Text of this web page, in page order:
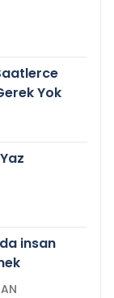
Yok
insan